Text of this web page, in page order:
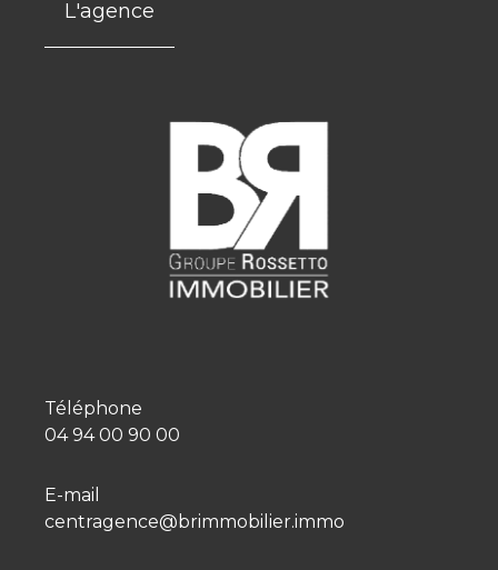
L'agence
Téléphone
04 94 00 90 00
E-mail
centragence@brimmobilier.immo